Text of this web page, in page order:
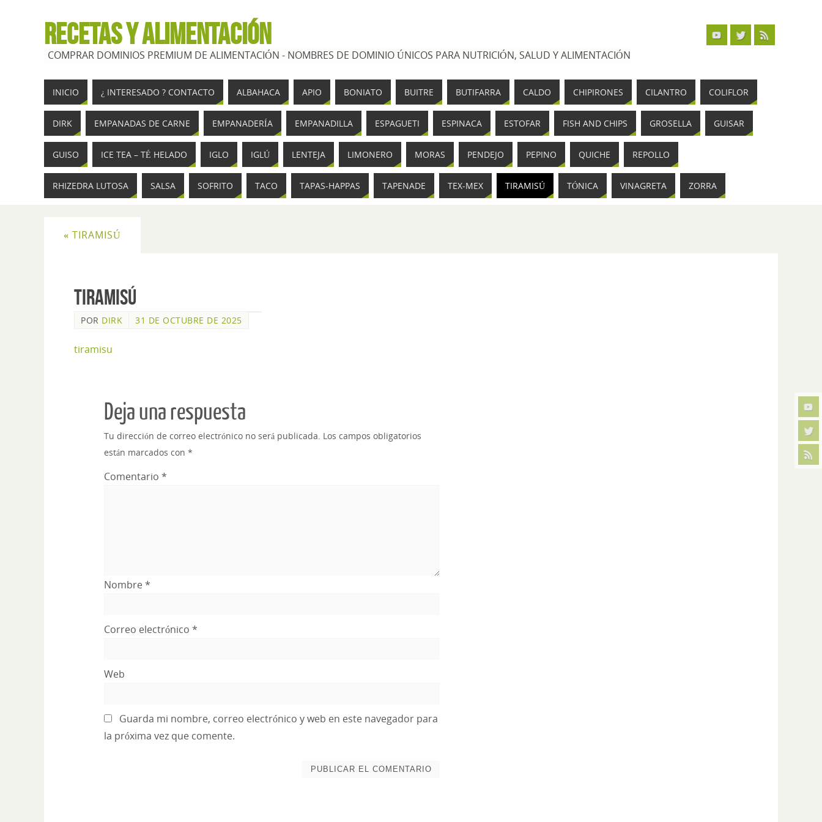
RECETAS Y ALIMENTACIÓN
COMPRAR DOMINIOS PREMIUM DE ALIMENTACIÓN - NOMBRES DE DOMINIO ÚNICOS PARA NUTRICIÓN, SALUD Y ALIMENTACIÓN
INICIO ¿ INTERESADO ? CONTACTO ALBAHACA APIO BONIATO BUITRE BUTIFARRA CALDO CHIPIRONES CILANTRO COLIFLOR
DIRK EMPANADAS DE CARNE EMPANADERÍA EMPANADILLA ESPAGUETI ESPINACA ESTOFAR FISH AND CHIPS GROSELLA GUISAR
GUISO ICE TEA – TÉ HELADO IGLO IGLÚ LENTEJA LIMONERO MORAS PENDEJO PEPINO QUICHE REPOLLO
RHIZEDRA LUTOSA SALSA SOFRITO TACO TAPAS-HAPPAS TAPENADE TEX-MEX TIRAMISÚ TÓNICA VINAGRETA ZORRA
« TIRAMISÚ
Tiramisú
POR DIRK 31 DE OCTUBRE DE 2025
tiramisu
Deja una respuesta
Tu dirección de correo electrónico no será publicada. Los campos obligatorios
están marcados con *
Comentario *
Nombre*
Correo electrónico *
Web
Guarda mi nombre, correo electrónico y web en este navegador para
la próxima vez que comente.